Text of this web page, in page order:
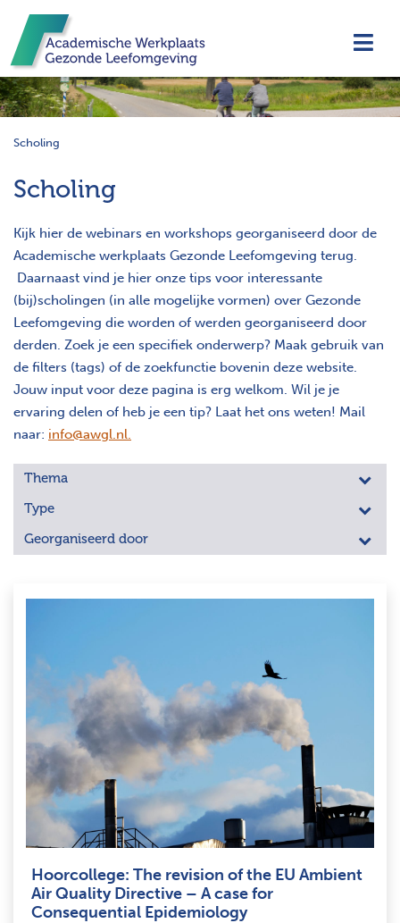
Scholing
Scholing
Kijk hier de webinars en workshops georganiseerd door de
Academische werkplaats Gezonde Leefomgeving terug.
Daarnaast vind je hier onze tips voor interessante
(bij)scholingen (in alle mogelijke vormen) over Gezonde
Leefomgeving die worden of werden georganiseerd door
derden. Zoek je een specifiek onderwerp? Maak gebruik van
de filters (tags) of de zoekfunctie bovenin deze website.
Jouw input voor deze pagina is erg welkom. Wil je je
ervaring delen of heb je een tip? Laat het ons weten! Mail
naar: info@awgl.nl.
Thema
Type
Georganiseerd door
Hoorcollege: The revision of the EU Ambient
Air Quality Directive – A case for
Consequential Epidemiology